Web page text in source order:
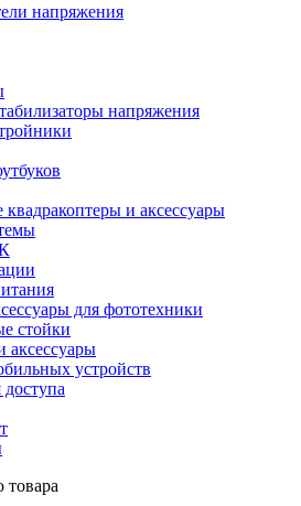
напряжения
напряжения
и аксессуары
для фототехники
стойки
аксессуары
устройств